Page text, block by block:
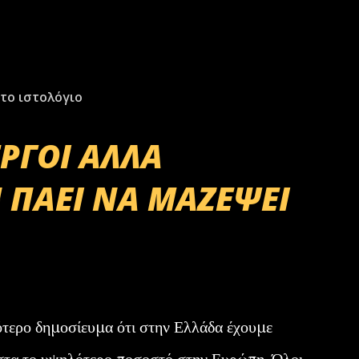
ιστολόγιο
ΑΛΛΑ
ΝΑ ΜΑΖΕΨΕΙ
δημοσίευμα ότι στην Ελλάδα έχουμε